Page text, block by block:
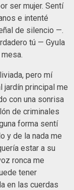
ser mujer. Sentí
e intenté
de silencio —.
tú — Gyula
pero mí
jardín principal me
con una sonrisa
de criminales
forma sentí
y de la nada me
estar a su
ronca me
tener
en las cuerdas